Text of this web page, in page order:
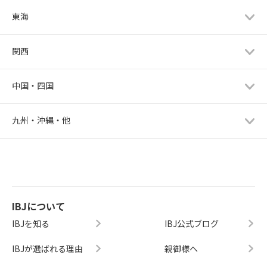
東海
関西
中国・四国
九州・沖縄・他
IBJについて
IBJを知る
IBJが選ばれる理由
IBJ公式ブログ
親御様へ